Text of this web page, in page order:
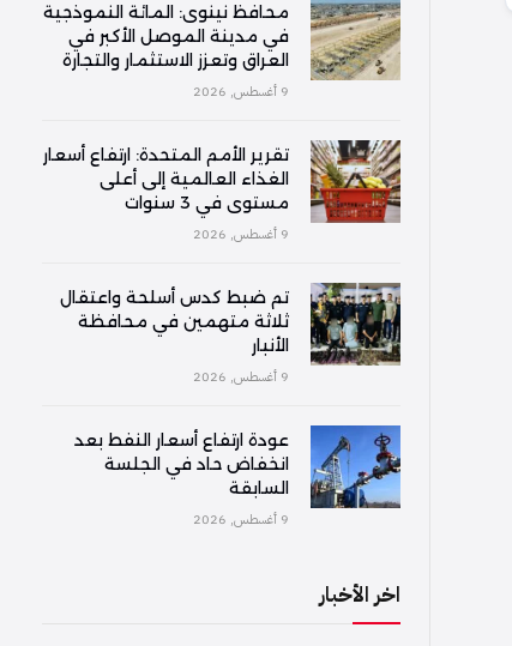
محافظ نينوى: المائة النموذجية
في مدينة الموصل الأكبر في
العراق وتعزز الاستثمار والتجارة
9 أغسطس, 2026
تقرير الأمم المتحدة: ارتفاع أسعار
الغذاء العالمية إلى أعلى
مستوى في 3 سنوات
9 أغسطس, 2026
تم ضبط كدس أسلحة واعتقال
ثلاثة متهمين في محافظة
الأنبار
9 أغسطس, 2026
عودة ارتفاع أسعار النفط بعد
انخفاض حاد في الجلسة
السابقة
9 أغسطس, 2026
اخر الأخبار